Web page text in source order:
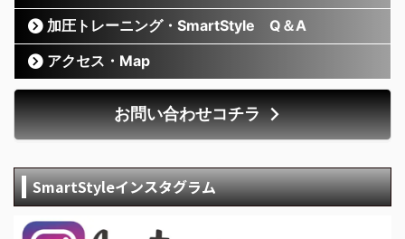
加圧トレーニング・SmartStyle Q＆A
アクセス・Map
お問い合わせコチラ
SmartStyleインスタグラム